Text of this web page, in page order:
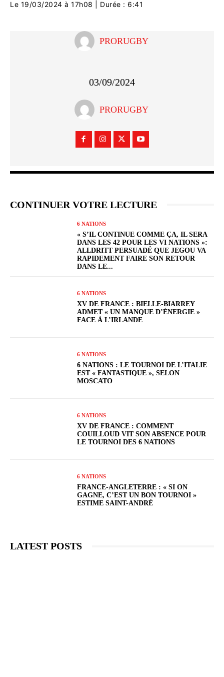
Le 19/03/2024 à 17h08 | Durée : 6:41
PRORUGBY
03/09/2024
PRORUGBY
CONTINUER VOTRE LECTURE
6 NATIONS
« S’IL CONTINUE COMME ÇA, IL SERA
DANS LES 42 POUR LES VI NATIONS »:
ALLDRITT PERSUADÉ QUE JEGOU VA
RAPIDEMENT FAIRE SON RETOUR
DANS LE...
6 NATIONS
XV DE FRANCE : BIELLE-BIARREY
ADMET « UN MANQUE D’ÉNERGIE »
FACE À L’IRLANDE
6 NATIONS
6 NATIONS : LE TOURNOI DE L’ITALIE
EST « FANTASTIQUE », SELON
MOSCATO
6 NATIONS
XV DE FRANCE : COMMENT
COUILLOUD VIT SON ABSENCE POUR
LE TOURNOI DES 6 NATIONS
6 NATIONS
FRANCE-ANGLETERRE : « SI ON
GAGNE, C’EST UN BON TOURNOI »
ESTIME SAINT-ANDRÉ
LATEST POSTS